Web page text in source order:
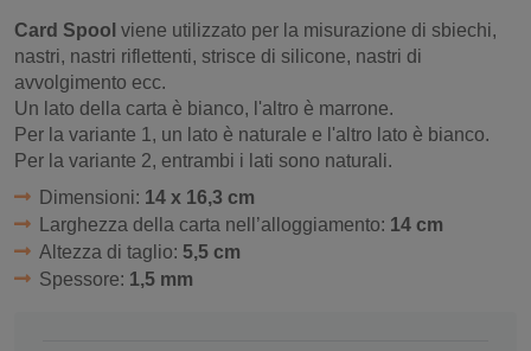
Card Spool viene utilizzato per la misurazione di sbiechi,
nastri, nastri riflettenti, strisce di silicone, nastri di
avvolgimento ecc.
Un lato della carta è bianco, l'altro è marrone.
Per la variante 1, un lato è naturale e l'altro lato è bianco.
Per la variante 2, entrambi i lati sono naturali.
Dimensioni: 14 x 16,3 cm
Larghezza della carta nell’alloggiamento: 14 cm
Altezza di taglio: 5,5 cm
Spessore: 1,5 mm